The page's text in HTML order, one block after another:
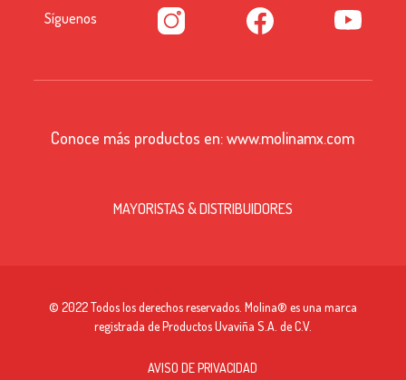
Síguenos
Conoce más productos en:www.molinamx.com
MAYORISTAS & DISTRIBUIDORES
© 2022 Todos los derechos reservados. Molina® es una marca
registrada de Productos Uvaviña S.A. de C.V.
AVISO DE PRIVACIDAD